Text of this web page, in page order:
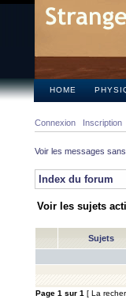
HOME
Connexion Inscription
Voir les messages
Index du forum
Voir les sujets
Sujets
Page 1 sur 1 [ La